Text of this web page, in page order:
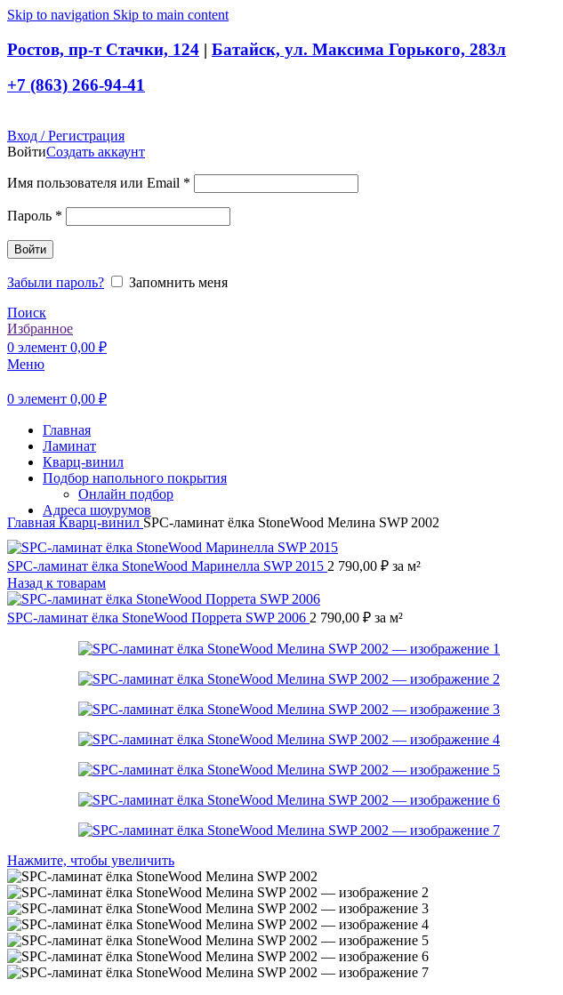
Skip to navigation Skip to main content
Ростов, пр-т Стачки, 124 | Батайск, ул. Максима Горького, 283л
+7 (863) 266-94-41
Вход / Регистрация
ВойтиСоздать аккаунт
Имя пользователя или Email *
Пароль *
Войти
Забыли пароль?
Запомнить меня
Поиск
Избранное
0 элемент 0,00 ₽
Меню
0 элемент 0,00 ₽
Главная
Ламинат
Кварц-винил
Подбор напольного покрытия
Онлайн подбор
Адреса шоурумов
Главная Кварц-винил SPC-ламинат ёлка StoneWood Мелина SWP 2002
SPC-ламинат ёлка StoneWood Маринелла SWP 2015 2 790,00 ₽ за м²
Назад к товарам
SPC-ламинат ёлка StoneWood Поррета SWP 2006 2 790,00 ₽ за м²
Нажмите, чтобы увеличить